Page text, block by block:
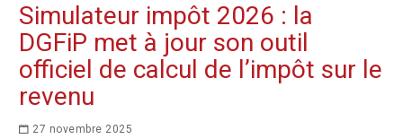
Simulateur impôt 2026 : la
DGFiP met à jour son outil
officiel de calcul de l’impôt sur le
revenu
27 novembre 2025